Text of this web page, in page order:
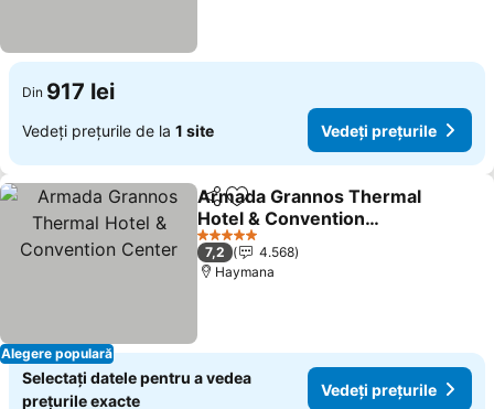
Din 917 lei
Vedeți prețurile de la 1 site Vedeți prețurile
Alegere populară
DistribuițiAdăugaţi la favorite
Armada Grannos Thermal
Hotel & Convention
Center
5 Stele
7,2
4.568
Haymana
Selectați datele pentru a vedea
prețurile exacte
Vedeți prețurile